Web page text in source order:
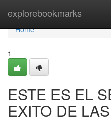
explorebookmarks
Home
Home
1
ESTE ES EL
EXITO DE